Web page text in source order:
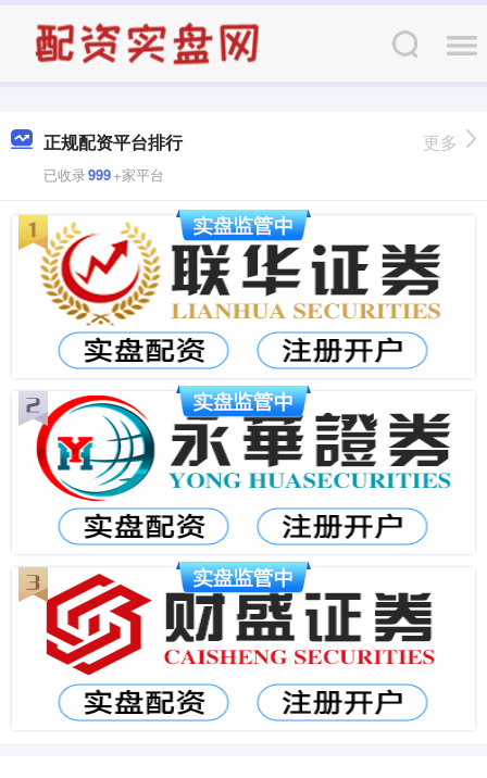
正规配资平台排行
已收录999+家平台
更多